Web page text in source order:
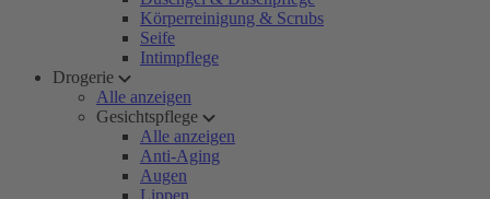
Körperreinigung & Scrubs
Seife
Intimpflege
Drogerie
Alle anzeigen
Gesichtspflege
Alle anzeigen
Anti-Aging
Augen
Lippen